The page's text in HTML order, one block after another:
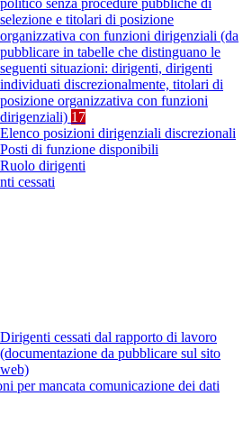
politico senza procedure pubbliche di
selezione e titolari di posizione
organizzativa con funzioni dirigenziali (da
pubblicare in tabelle che distinguano le
seguenti situazioni: dirigenti, dirigenti
individuati discrezionalmente, titolari di
posizione organizzativa con funzioni
dirigenziali) 17
Elenco posizioni dirigenziali discrezionali
Posti di funzione disponibili
Ruolo dirigenti
cessati
Dirigenti cessati dal rapporto di lavoro
(documentazione da pubblicare sul sito
web)
per mancata comunicazione dei dati